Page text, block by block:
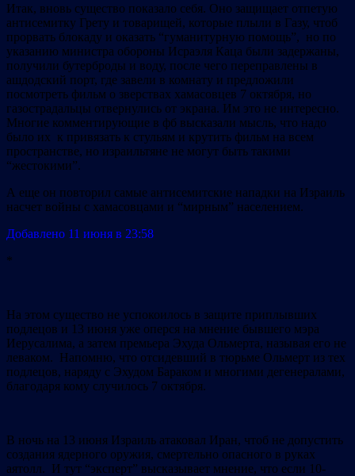
Итак, вновь существо показало себя. Оно защищает отпетую
антисемитку Грету и товарищей, которые плыли в Газу, чтоб
прорвать блокаду и оказать “гуманитурную помощь”, но по
указанию министра обороны Исраэля Каца были задержаны,
получили бутерброды и воду, после чего переправлены в
ашдодский порт, где завели в комнату и предложили
посмотреть фильм о зверствах хамасовцев 7 октября, но
газострадальцы отвернулись от экрана. Им это не интересно.
Многие комментирующие в фб высказали мысль, что надо
было их к привязать к стульям и крутить фильм на всем
пространстве, но израильтяне не могут быть такими
“жестокими”.
А еще он повторил самые антисемитские нападки на Израиль
насчет войны с хамасовцами и “мирным” населением.
Добавлено 11 июня в 23:58
*
На этом существо не успокоилось в защите приплывших
подлецов и 13 июня уже оперся на мнение бывшего мэра
Иерусалима, а затем премьера Эхуда Ольмерта, называя его не
леваком. Напомню, что отсидевший в тюрьме Ольмерт из тех
подлецов, наряду с Эхудом Бараком и многими дегенералами,
благодаря кому случилось 7 октября.
В ночь на 13 июня Израиль атаковал Иран, чтоб не допустить
создания ядерного оружия, смертельно опасного в руках
аятолл. И тут “эксперт” высказывает мнение, что если 10-